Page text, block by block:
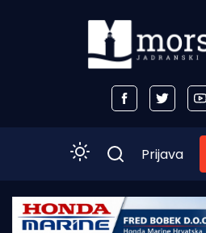
Početna
Prijava